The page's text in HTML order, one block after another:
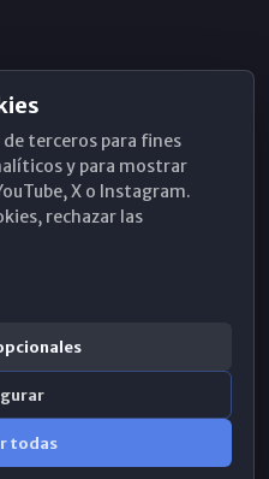
terceros para fines
y para mostrar
X o Instagram.
rechazar las
todas